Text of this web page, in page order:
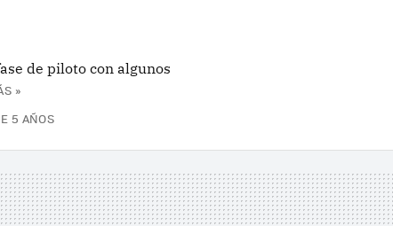
de piloto con algunos
»
5 AÑOS